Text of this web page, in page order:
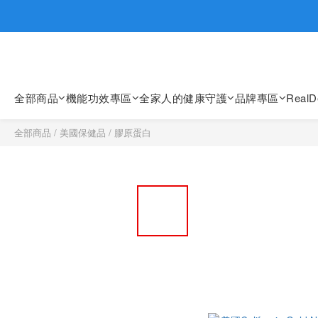
全部商品 機能功效專區 全家人的健康守護 品牌專區
全部商品 / 美國保健品 / 膠原蛋白